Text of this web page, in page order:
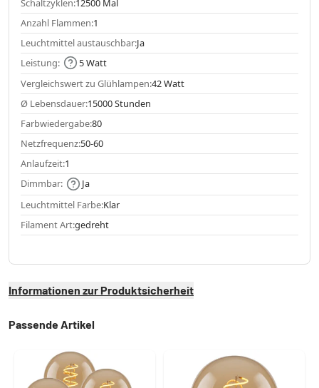
Schaltzyklen:12500 Mal
Anzahl Flammen:1
Leuchtmittel austauschbar:Ja
Leistung:
5 Watt
Vergleichswert zu Glühlampen:42 Watt
Ø Lebensdauer:15000 Stunden
Farbwiedergabe:80
Netzfrequenz:50-60
Anlaufzeit:1
Dimmbar:
Ja
Leuchtmittel Farbe:Klar
Filament Art:gedreht
Informationen zur Produktsicherheit
Passende Artikel